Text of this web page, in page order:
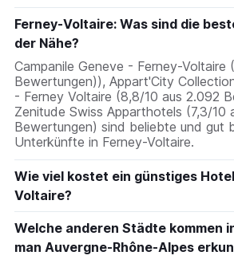
Ferney-Voltaire: Was sind die
der Nähe?
Campanile Geneve - Ferney-Voltaire
Bewertungen)), Appart'City
- Ferney Voltaire (8,8/10 aus 2.092
Zenitude Swiss Apparthotels (7,3/10
Bewertungen) sind beliebte und gut
Unterkünfte in Ferney-Voltaire.
Wie viel kostet ein günstiges
Voltaire?
Welche anderen Städte kommen
man Auvergne-Rhône-Alpes